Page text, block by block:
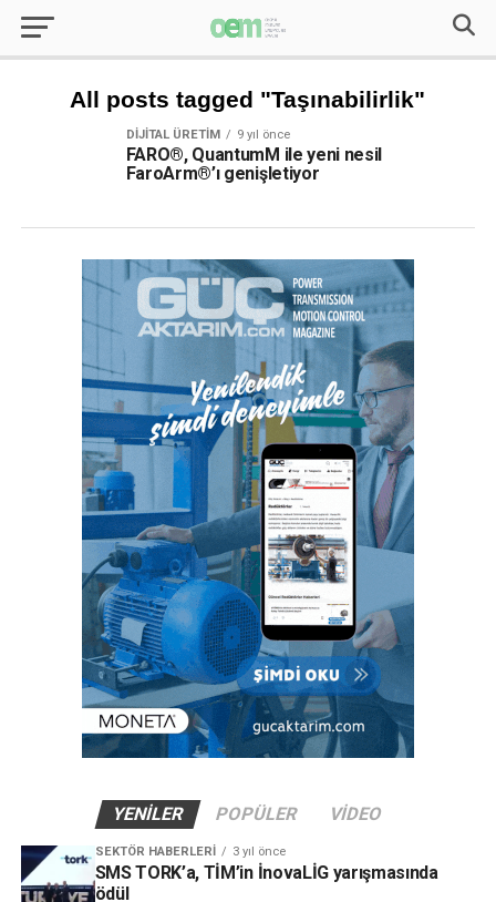
All posts tagged "Taşınabilirlik"
DIJITAL ÜRETIM 9 yıl önce
FARO®, QuantumM ile yeni nesil
FaroArm®’ı genişletiyor
YENILER POPÜLER VIDEO
SEKTÖR HABERLERI 3 yıl önce
SMS TORK’a, TİM’in İnovaLİG yarışmasında
ödül